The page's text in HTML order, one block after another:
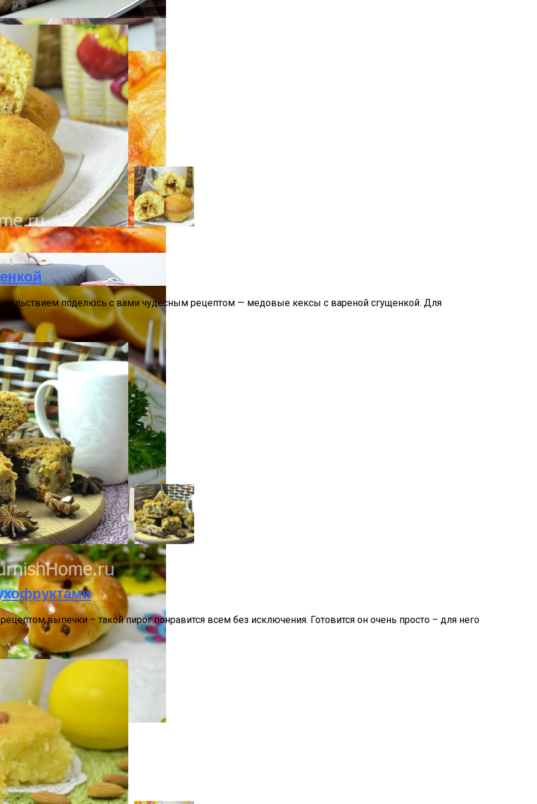
Варки Риса
Идей Для Хранения Обуви
И Богатства
Лет: Мода 2021–2022 Года
В Гардеробе
Выросшего В Бедности
поделюсь с вами чудесным рецептом — медовые кексы с вареной сгущенкой. Для
выпечки – такой пирог понравится всем без исключения. Готовится он очень просто – для него